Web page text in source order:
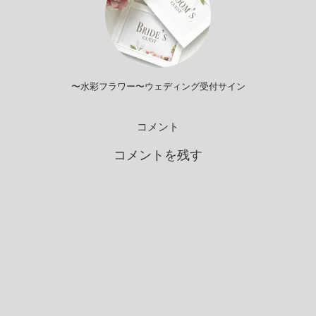
〜水彩フラワー〜ウェディング受付サイン
コメント
コメントを残す